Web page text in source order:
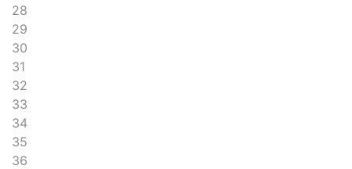
28
29
30
31
32
33
34
35
36